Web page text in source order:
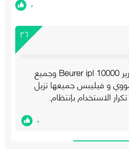
٠
٢٦
نعم حبيبتي جهاز بيورير 10000 Beurer ipl وجميع
و فيليبس جميعها تزيل
الاستخدام بإنتظام.
٠